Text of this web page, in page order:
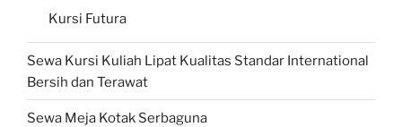
Kursi Futura
Sewa Kursi Kuliah Lipat Kualitas Standar International
Bersih dan Terawat
Sewa Meja Kotak Serbaguna